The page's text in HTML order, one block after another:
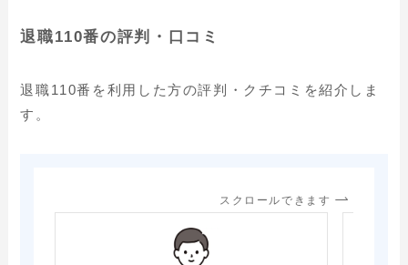
退職110番の評判・口コミ
退職110番を利用した方の評判・クチコミを紹介しま
す。
スクロールできます